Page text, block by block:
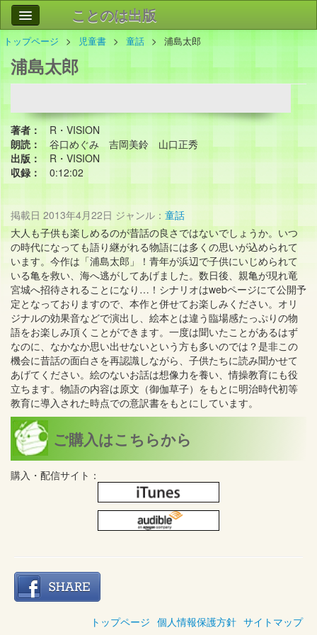
ことのは出版
作品
事業案内
トップページ 児童書 童話 浦島太郎
浦島太郎
著者：
R・VISION
朗読：
谷口めぐみ 吉岡美鈴 山口正秀
出版：
R・VISION
収録：
0:12:02
掲載日 2013年4月22日 ジャンル： 童話
大人も子供も楽しめるのが昔話の良さではないでしょうか。いつ
の時代になっても語り継がれる物語には多くの思いが込められて
います。今作は「浦島太郎」！青年が浜辺で子供にいじめられて
いる亀を救い、海へ逃がしてあげました。数日後、親亀が現れ竜
宮城へ招待されることになり…！シナリオはwebページにて公開予
定となっておりますので、本作と併せてお楽しみください。オリ
ジナルの効果音などで演出し、絵本とは違う臨場感たっぷりの物
語をお楽しみ頂くことができます。一度は聞いたことがあるはず
なのに、なかなか思い出せないという方も多いのでは？是非この
機会に昔話の面白さを再認識しながら、子供たちに読み聞かせて
あげてください。絵のないお話は想像力を養い、情操教育にも役
立ちます。物語の内容は原文（御伽草子）をもとに明治時代初等
教育に導入された時点での意訳書をもとにしています。
ご購入はこちらから
購入・配信サイト：
トップページ 個人情報保護方針 サイトマップ